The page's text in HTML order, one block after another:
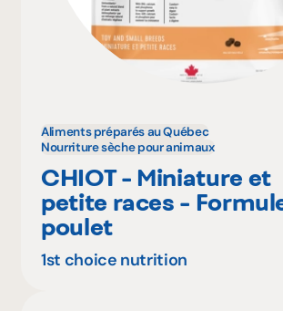
Aliments préparés au Québec
Nourriture sèche pour animaux
CHIOT - Miniature et
petite races -
poulet
1st choice nutrition